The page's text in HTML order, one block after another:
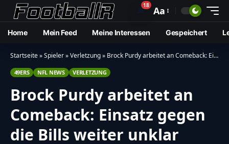
🔔18 Aa
Home Mein Feed Meine Interessen Gespeichert
Startseite»Spieler»Verletzung» Brock Purdy arbeitet an Comeback: Einsatz gegen die Bills weiter unklar
49ERS NFL NEWS VERLETZUNG
Brock Purdy arbeitet an
Comeback: Einsatz gegen
die Bills weiter unklar